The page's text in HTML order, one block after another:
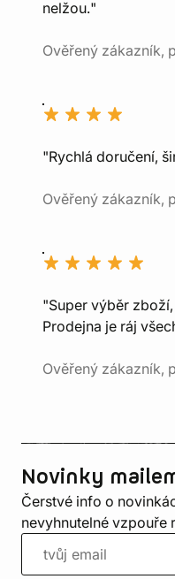
nelžou."
Ověřený zákazník,
"Rychlá doručení,
Ověřený zákazník,
"Super výběr
Prodejna je ráj
Ověřený zákazník,
Novinky
Čerstvé info o
nevyhnutelné vzpouře